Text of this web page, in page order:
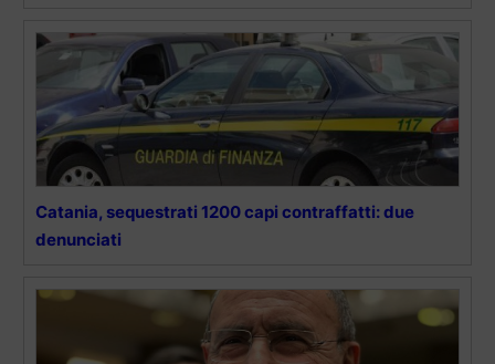
Catania, sequestrati 1200 capi contraffatti: due
denunciati